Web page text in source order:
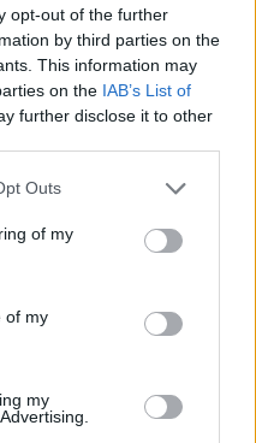
opt-out of the further
by third parties on the
This information may
on the IAB’s List of
further disclose it to other
uses one or more Google
You may click to
its third-party tags to
purposes in below Google
Outs
of my
of my
my
reale?
telegram di
segnalazioni,
le tue foto
al numero +39
ultime news